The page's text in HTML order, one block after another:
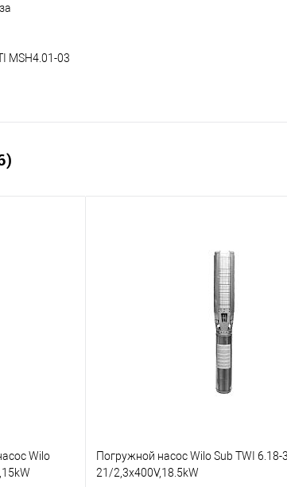
MSH4.01-03
Wilo
Погружной насос Wilo Sub TWI 6.18-
21/2,3x400V,18.5kW